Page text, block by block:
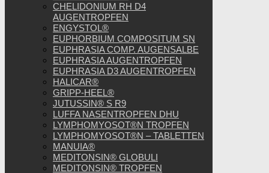
CHELIDONIUM RH D4
AUGENTROPFEN
ENGYSTOL®
EUPHORBIUM COMPOSITUM SN
EUPHRASIA COMP. AUGENSALBE
EUPHRASIA AUGENTROPFEN
EUPHRASIA D3 AUGENTROPFEN
HALICAR®
GRIPP-HEEL®
JUTUSSIN® S R9
LUFFA NASENTROPFEN DHU
LYMPHOMYOSOT®N TROPFEN
LYMPHOMYOSOT®N – TABLETTEN
MANUIA®
MEDITONSIN® GLOBULI
MEDITONSIN® TROPFEN